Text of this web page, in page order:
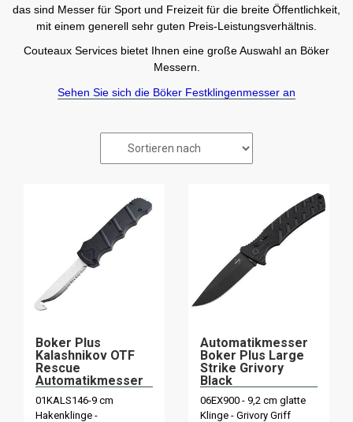
das sind Messer für Sport und Freizeit für die breite Öffentlichkeit,
mit einem generell sehr guten Preis-Leistungsverhältnis.
Couteaux Services bietet Ihnen eine große Auswahl an Böker
Messern.
Sehen Sie sich die Böker Festklingenmesser an
Boker Plus
Kalashnikov OTF
Rescue
Automatikmesser
01KALS146-9 cm
Hakenklinge -
Automatikmesser
Boker Plus Large
Strike Grivory
Black
06EX900 - 9,2 cm glatte
Klinge - Grivory Griff